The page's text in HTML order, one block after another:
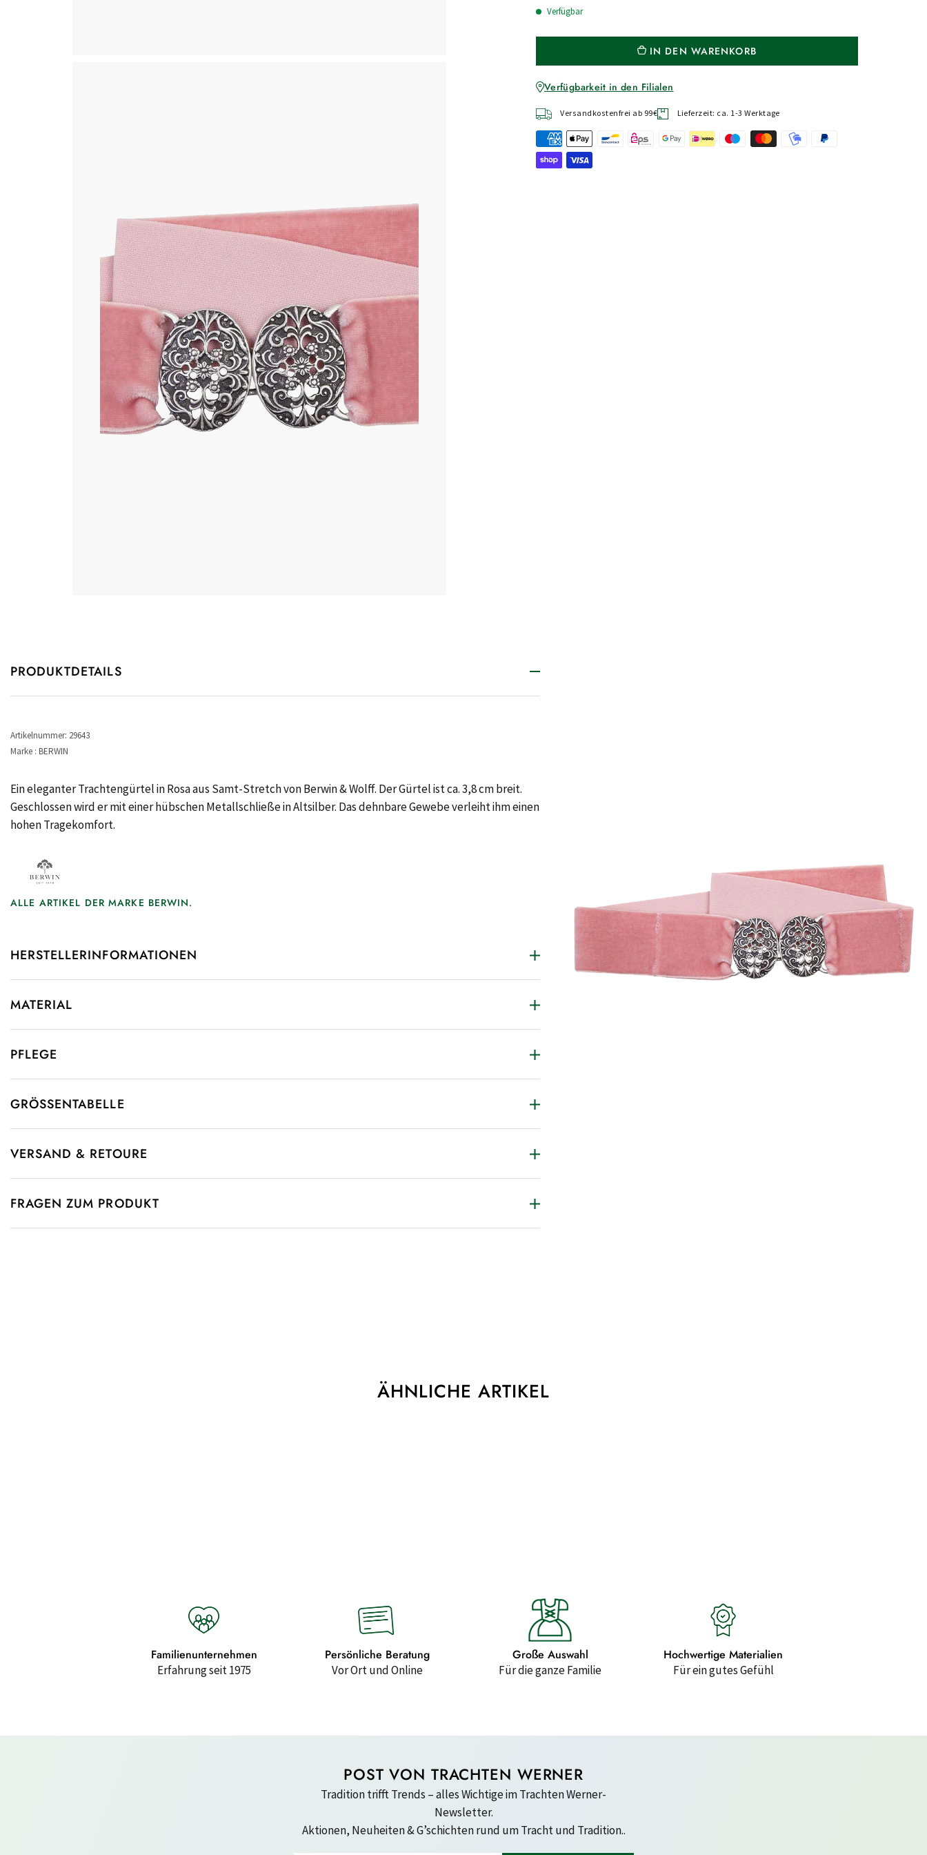
Verfügbar
IN DEN WARENKORB
Verfügbarkeit in den Filialen
Versandkostenfrei ab 99€ Lieferzeit: ca. 1-3 Werktage
PRODUKTDETAILS
Artikelnummer: 29643
Marke : BERWIN
Ein eleganter Trachtengürtel in Rosa aus Samt-Stretch von Berwin & Wolff. Der Gürtel ist ca. 3,8 cm breit.
Geschlossen wird er mit einer hübschen Metallschließe in Altsilber. Das dehnbare Gewebe verleiht ihm einen
hohen Tragekomfort.
ALLE ARTIKEL DER MARKE BERWIN.
HERSTELLERINFORMATIONEN
MATERIAL
PFLEGE
GRÖSSENTABELLE
VERSAND & RETOURE
FRAGEN ZUM PRODUKT
ÄHNLICHE ARTIKEL
Familienunternehmen
Erfahrung seit 1975
Persönliche Beratung
Vor Ort und Online
Große Auswahl
Für die ganze Familie
Hochwertige Materialien
Für ein gutes Gefühl
POST VON TRACHTEN WERNER
Tradition trifft Trends – alles Wichtige im Trachten Werner-
Newsletter.
Aktionen, Neuheiten & G’schichten rund um Tracht und Tradition..